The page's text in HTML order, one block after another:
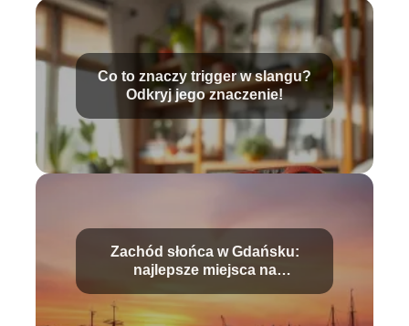
Co to znaczy trigger w slangu?
Odkryj jego znaczenie!
Zachód słońca w Gdańsku:
najlepsze miejsca na